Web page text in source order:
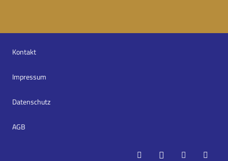
Kontakt
Impressum
Datenschutz
AGB